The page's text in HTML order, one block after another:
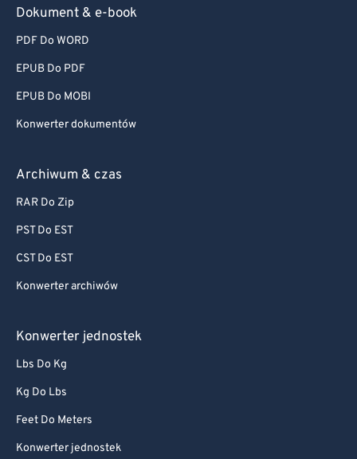
Dokument & e-book
PDF Do WORD
EPUB Do PDF
EPUB Do MOBI
Konwerter dokumentów
Archiwum & czas
RAR Do Zip
PST Do EST
CST Do EST
Konwerter archiwów
Konwerter jednostek
Lbs Do Kg
Kg Do Lbs
Feet Do Meters
Konwerter jednostek